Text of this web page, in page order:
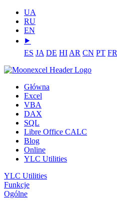
UA
RU
EN
⯈
ES JA DE HI AR CN PT FR
Główna
Excel
VBA
DAX
SQL
Libre Office CALC
Blog
Online
YLC Utilities
YLC Utilities
Funkcje
Ogólne